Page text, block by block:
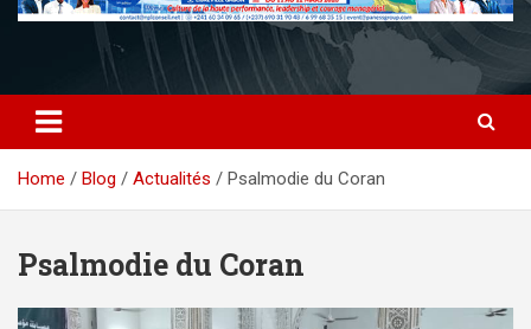
Home Blog Actualités Psalmodie du Coran
Psalmodie du Coran